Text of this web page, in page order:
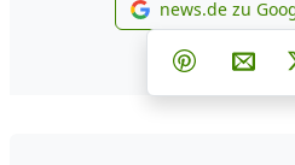
news.de zu
Teilen
Teilen auf
Per